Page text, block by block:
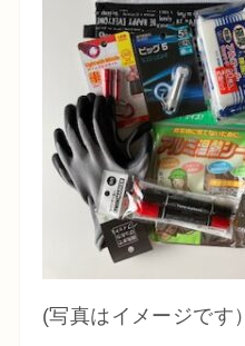
(写真はイメージです）